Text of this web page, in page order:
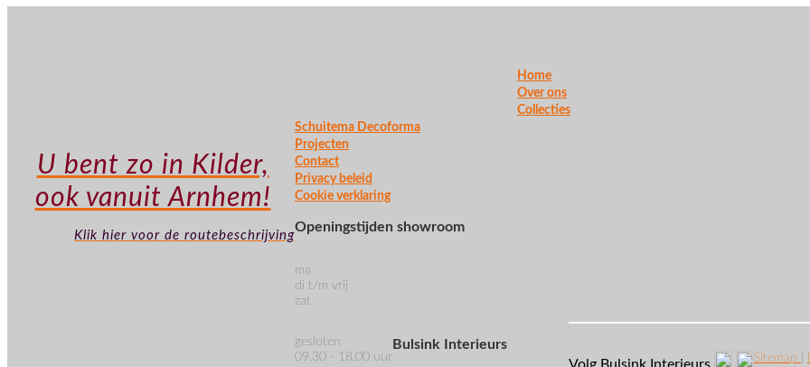
U bent zo in Kilder,
ook vanuit Arnhem!
Klik hier voor de routebeschrijving
Home
Over ons
Collecties
Schuitema Decoforma
Projecten
Contact
Privacy beleid
Cookie verklaring
Openingstijden showroom
ma
di t/m vrij
zat
gesloten
09.30 - 18.00 uur
Bulsink Interieurs
Sitemap